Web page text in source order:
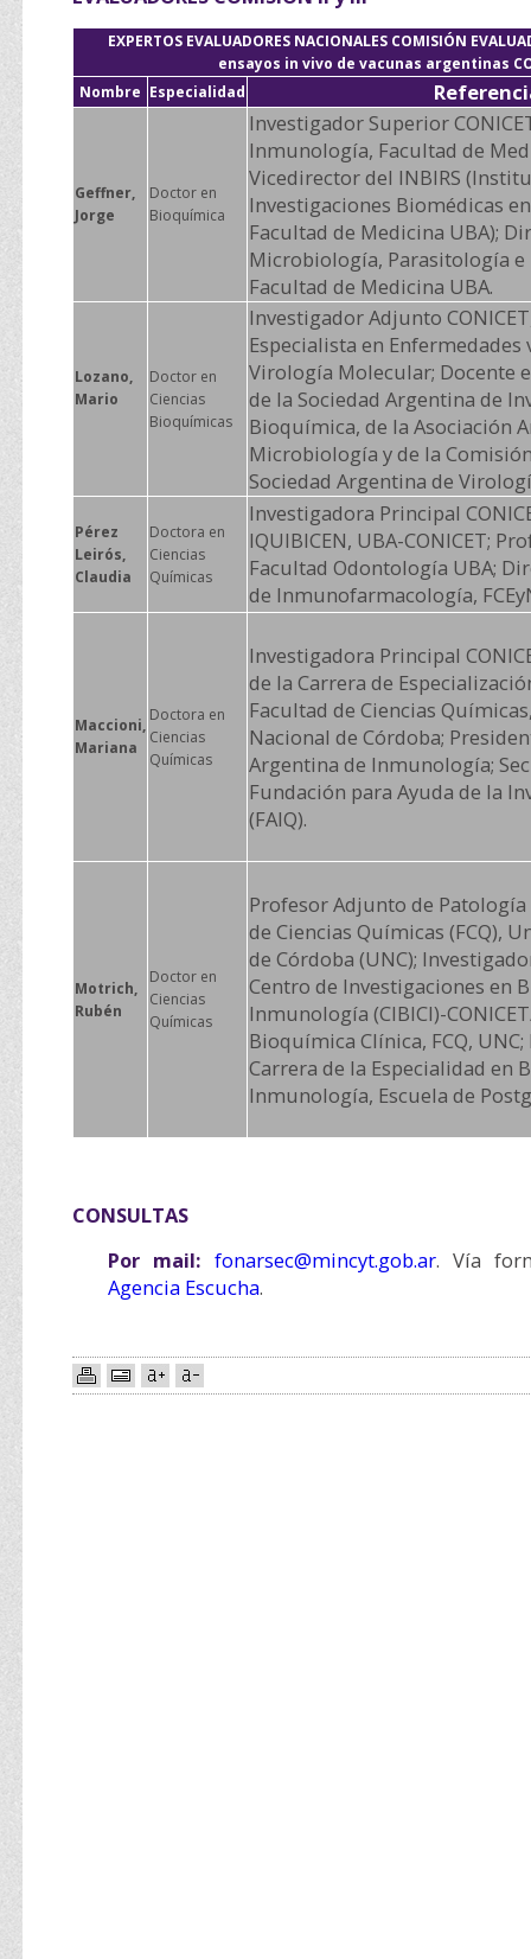
EXPERTOS EVALUADORES NACIONALES COMISIÓN
ensayos in vivo de vacunas argentinas
Nombre Especialidad
Geffner,
Jorge
Doctor en
Bioquímica
Investigador Superior
Inmunología, Facultad de
Vicedirector del INBIRS
Investigaciones Biomédicas
Facultad de Medicina UBA);
Microbiología, Parasitología
Facultad de Medicina UBA.
Lozano,
Mario
Doctor en
Ciencias
Bioquímicas
Investigador Adjunto
Especialista en
Virología Molecular; Docente
de la Sociedad Argentina de
Bioquímica, de la Asociación
Microbiología y de la
Sociedad Argentina de
Pérez
Leirós,
Claudia
Doctora en
Ciencias
Químicas
Investigadora Principal
IQUIBICEN, UBA-CONICET;
Facultad Odontología UBA;
de Inmunofarmacología,
Maccioni,
Mariana
Doctora en
Ciencias
Químicas
Investigadora Principal
de la Carrera de
Facultad de Ciencias
Nacional de Córdoba;
Argentina de Inmunología;
Fundación para Ayuda de la
(FAIQ).
Motrich,
Rubén
Doctor en
Ciencias
Químicas
Profesor Adjunto de
de Ciencias Químicas (FCQ),
de Córdoba (UNC);
Centro de Investigaciones en
Inmunología (CIBICI)-
Bioquímica Clínica, FCQ,
Carrera de la Especialidad en
Inmunología, Escuela de
CONSULTAS
Por mail: fonarsec@mincyt.gob.ar. Vía
Agencia Escucha.